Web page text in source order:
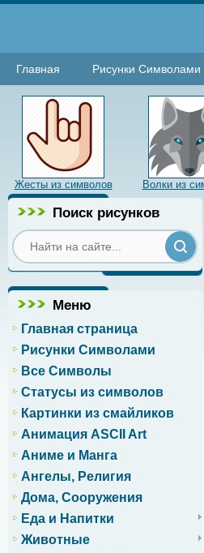
Главная Рисунки Символами
Жесты из символов Волки из
Поиск рисунков
Меню
Главная страница
Рисунки Символами
Все Символы
Статусы из символов
Картинки из смайликов
Анимация ASCII Art
Аниме и Манга
Ангелы, Религия
Дома, Сооружения
Еда и Напитки
Животные